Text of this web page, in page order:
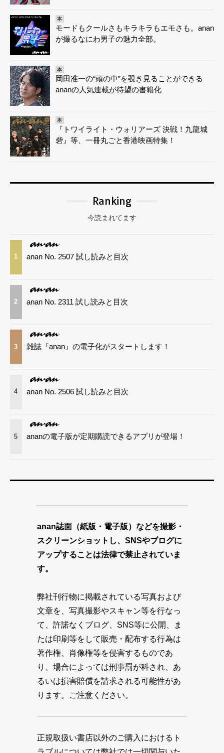
本
モードもクールさもキラキラもエモさも。anan
が撮るなにわ男子の魅力全部。
本
岡田准一の“頭の中”を覗き見ることができる
ananの人気連載が待望の書籍化
本
『トワイライト・ウォリアーズ 決戦！九龍城
砦』等、一冊丸ごと香港映画特集！
Ranking
今読まれてます
1 anan No. 2507 試し読みと目次
2 anan No. 2311 試し読みと目次
3 雑誌『anan』の電子化がスタートします！
4 anan No. 2506 試し読みと目次
5 ananの電子版が定期購読できるアプリが登場！
anan誌面（紙版・電子版）などを撮影・
スクリーンショットし、SNSやブログに
アップすることは法律で禁止されていま
す。
弊社刊行物に掲載されている写真および
文章を、写真撮影やスキャン等を行なっ
て、許諾なくブログ、SNS等に公開、ま
たは印刷等をして販売・配布する行為は
著作権、肖像権等を侵害するものであ
り、場合によっては刑事罰が科され、あ
るいは損害賠償を請求される可能性があ
ります。ご注意ください。
正規取扱い書店以外のご購入におけるト